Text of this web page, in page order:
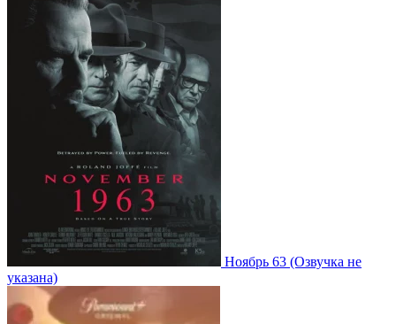
Ноябрь 63 (Озвучка не
указана)